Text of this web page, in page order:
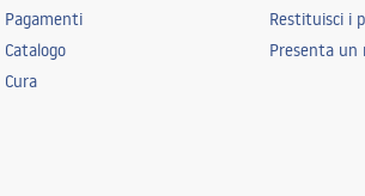
Pagamenti
Catalogo
Cura
Restituisci i
Presenta un